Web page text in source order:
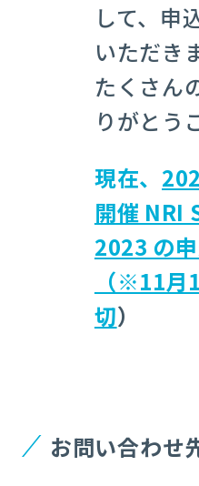
して、申
いただき
たくさん
りがとう
現在、
開催 NRI
2023 の申
（※11
切）
お問い合わせ